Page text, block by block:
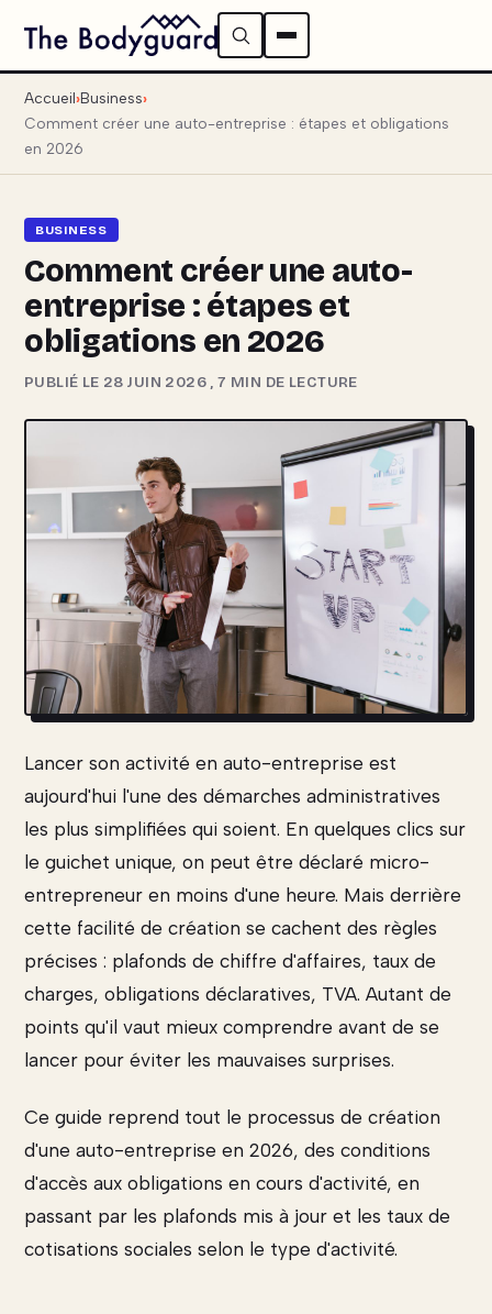
Accueil Business
Comment créer une auto-entreprise : étapes et obligations
en 2026
BUSINESS
Comment créer une auto-
entreprise : étapes et
obligations en 2026
PUBLIÉ LE 28 JUIN 2026 ,7 MIN DE LECTURE
Lancer son activité en auto-entreprise est
aujourd'hui l'une des démarches administratives
les plus simplifiées qui soient. En quelques clics sur
le guichet unique, on peut être déclaré micro-
entrepreneur en moins d'une heure. Mais derrière
cette facilité de création se cachent des règles
précises : plafonds de chiffre d'affaires, taux de
charges, obligations déclaratives, TVA. Autant de
points qu'il vaut mieux comprendre avant de se
lancer pour éviter les mauvaises surprises.
Ce guide reprend tout le processus de création
d'une auto-entreprise en 2026, des conditions
d'accès aux obligations en cours d'activité, en
passant par les plafonds mis à jour et les taux de
cotisations sociales selon le type d'activité.